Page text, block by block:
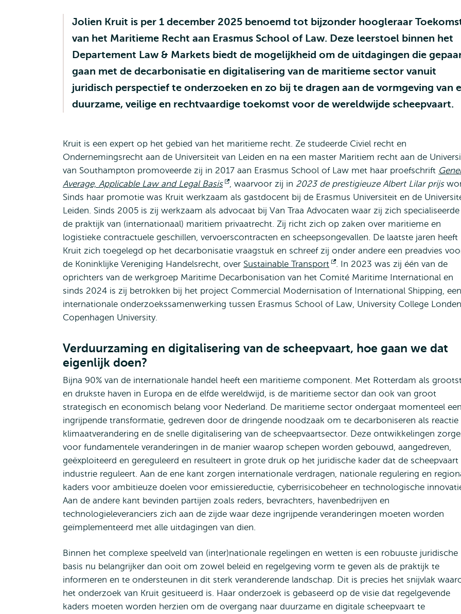
Jolien Kruit is per 1 december 2025 benoemd tot bijzonder hoogleraar
van het Maritieme Recht aan Erasmus School of Law. Deze leerstoel binnen het
Departement Law & Markets biedt de mogelijkheid om de uitdagingen die
gaan met de decarbonisatie en digitalisering van de maritieme sector vanuit
juridisch perspectief te onderzoeken en zo bij te dragen aan de vormgeving van
duurzame, veilige en rechtvaardige toekomst voor de wereldwijde scheepvaart.
Kruit is een expert op het gebied van het maritieme recht. Ze studeerde Civiel recht en
Ondernemingsrecht aan de Universiteit van Leiden en na een master Maritiem recht aan de
van Southampton promoveerde zij in 2017 aan Erasmus School of Law met haar proefschrift
Average, Applicable Law and Legal Basis
Opent
extern
, waarvoor zij in 2023 de prestigieuze Albert Lilar prijs
Sinds haar promotie was Kruit werkzaam als gastdocent bij de Erasmus Universiteit en de
Leiden. Sinds 2005 is zij werkzaam als advocaat bij Van Traa Advocaten waar zij zich
de praktijk van (internationaal) maritiem privaatrecht. Zij richt zich op zaken over maritieme en
logistieke contractuele geschillen, vervoerscontracten en scheepsongevallen. De laatste jaren heeft
Kruit zich toegelegd op het decarbonisatie vraagstuk en schreef zij onder andere een preadvies
de Koninklijke Vereniging Handelsrecht, over Sustainable Transport
Opent
extern
. In 2023 was zij één van de
oprichters van de werkgroep Maritime Decarbonisation van het Comité Maritime International en
sinds 2024 is zij betrokken bij het project Commercial Modernisation of International Shipping, een
internationale onderzoekssamenwerking tussen Erasmus School of Law, University College
Copenhagen University.
Verduurzaming en digitalisering van de scheepvaart, hoe gaan we dat
eigenlijk doen?
Bijna 90% van de internationale handel heeft een maritieme component. Met Rotterdam als
en drukste haven in Europa en de elfde wereldwijd, is de maritieme sector dan ook van groot
strategisch en economisch belang voor Nederland. De maritieme sector ondergaat momenteel een
ingrijpende transformatie, gedreven door de dringende noodzaak om te decarboniseren als reactie
klimaatverandering en de snelle digitalisering van de scheepvaartsector. Deze ontwikkelingen
voor fundamentele veranderingen in de manier waarop schepen worden gebouwd, aangedreven,
geëxploiteerd en gereguleerd en resulteert in grote druk op het juridische kader dat de scheepvaart
industrie reguleert. Aan de ene kant zorgen internationale verdragen, nationale regulering en
kaders voor ambitieuze doelen voor emissiereductie, cyberrisicobeheer en technologische
Aan de andere kant bevinden partijen zoals reders, bevrachters, havenbedrijven en
technologieleveranciers zich aan de zijde waar deze ingrijpende veranderingen moeten worden
geïmplementeerd met alle uitdagingen van dien.
Binnen het complexe speelveld van (inter)nationale regelingen en wetten is een robuuste juridische
basis nu belangrijker dan ooit om zowel beleid en regelgeving vorm te geven als de praktijk te
informeren en te ondersteunen in dit sterk veranderende landschap. Dit is precies het snijvlak
het onderzoek van Kruit gesitueerd is. Haar onderzoek is gebaseerd op de visie dat regelgevende
kaders moeten worden herzien om de overgang naar duurzame en digitale scheepvaart te